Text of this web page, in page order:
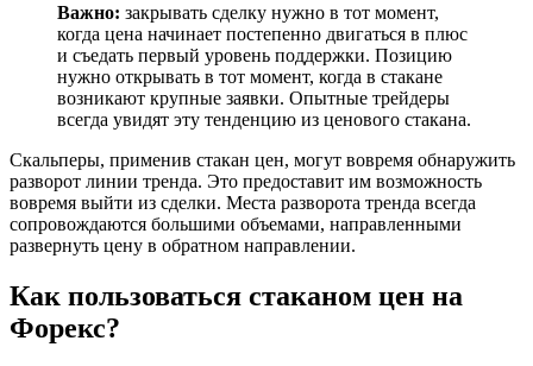
Важно: закрывать сделку нужно в тот момент,
когда цена начинает постепенно двигаться в плюс
и съедать первый уровень поддержки. Позицию
нужно открывать в тот момент, когда в стакане
возникают крупные заявки. Опытные трейдеры
всегда увидят эту тенденцию из ценового стакана.
Скальперы, применив стакан цен, могут вовремя обнаружить
разворот линии тренда. Это предоставит им возможность
вовремя выйти из сделки. Места разворота тренда всегда
сопровождаются большими объемами, направленными
развернуть цену в обратном направлении.
Как пользоваться стаканом цен на
Форекс?